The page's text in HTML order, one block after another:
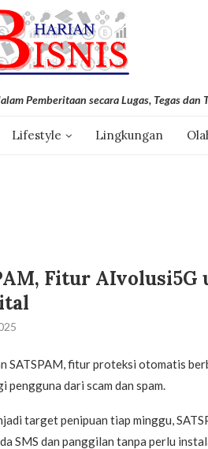
Pemberitaan secara Lugas, Tegas dan
Lifestyle Lingkungan
Fitur AIvolusi5G
SATSPAM, fitur proteksi otomatis
pengguna dari scam dan spam.
target penipuan tiap minggu,
SMS dan panggilan tanpa perlu